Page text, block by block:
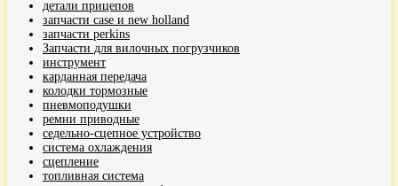
детали прицепов
запчасти case и new holland
запчасти perkins
Запчасти для вилочных погрузчиков
инструмент
карданная передача
колодки тормозные
пневмоподушки
ремни приводные
седельно-сцепное устройство
система охлаждения
сцепление
топливная система